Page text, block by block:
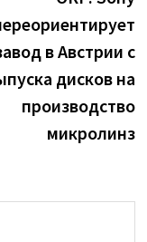
в Австрии с
дисков на
производство
микролинз